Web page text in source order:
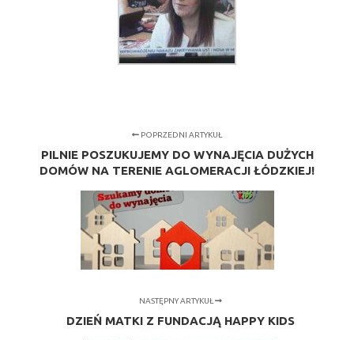
POPRZEDNI ARTYKUŁ
PILNIE POSZUKUJEMY DO WYNAJĘCIA DUŻYCH
DOMÓW NA TERENIE AGLOMERACJI ŁÓDZKIEJ!
NASTĘPNY ARTYKUŁ
DZIEŃ MATKI Z FUNDACJĄ HAPPY KIDS